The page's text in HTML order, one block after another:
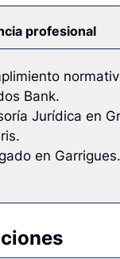
profesional
Bank.
Jurídica en
en Garrigues.